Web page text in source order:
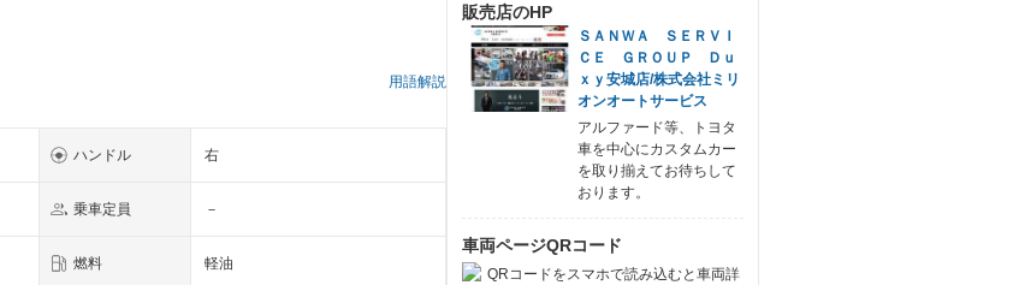
用語解説
ハンドル 右
乗車定員 －
燃料 軽油
販売店のHP
ＳＡＮＷＡ ＳＥＲＶＩ
ＣＥ ＧＲＯＵＰ Ｄｕ
ｘｙ安城店/株式会社ミリ
オンオートサービス
アルファード等、トヨタ
車を中心にカスタムカー
を取り揃えてお待ちして
おります。
車両ページQRコード
QRコードをスマホで読み込むと車両詳